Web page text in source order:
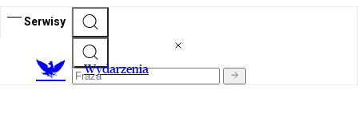
Serwisy
Wydarzenia